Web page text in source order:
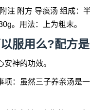
注 附方 导痰汤 组成：
。用法：上为粗末。
服用么?配方
神的功效。
：虽然三子养亲汤是